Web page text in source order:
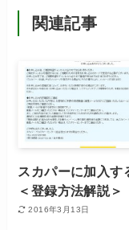
関連記事
スカパーに加入す
＜登録方法解説＞
2016年3月13日